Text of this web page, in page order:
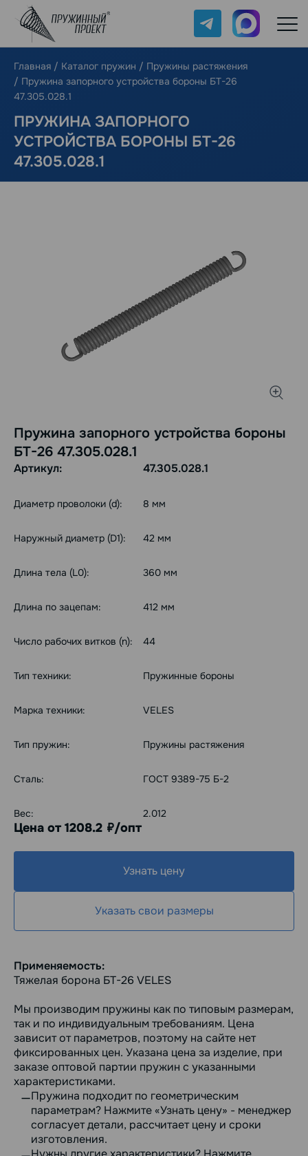
Telegram Max
Главная / Каталог пружин / Пружины растяжения
/ Пружина запорного устройства бороны БТ-26
47.305.028.1
ПРУЖИНА ЗАПОРНОГО
УСТРОЙСТВА БОРОНЫ БТ-26
47.305.028.1
Пружина запорного устройства бороны
БТ-26 47.305.028.1
Артикул: 47.305.028.1
Диаметр проволоки (d): 8 мм
Наружный диаметр (D1): 42 мм
Длина тела (L0): 360 мм
Длина по зацепам: 412 мм
Число рабочих витков (n): 44
Тип техники: Пружинные бороны
Марка техники: VELES
Тип пружин: Пружины растяжения
Сталь: ГОСТ 9389-75 Б-2
Вес: 2.012
Цена от 1208.2 руб./опт
Узнать цену
Указать свои размеры
Применяемость:
Тяжелая борона БТ-26 VELES
Мы производим пружины как по типовым размерам,
так и по индивидуальным требованиям. Цена
зависит от параметров, поэтому на сайте нет
фиксированных цен. Указана цена за изделие, при
заказе оптовой партии пружин с указанными
характеристиками.
Пружина подходит по геометрическим
параметрам? Нажмите «Узнать цену» - менеджер
согласует детали, рассчитает цену и сроки
изготовления.